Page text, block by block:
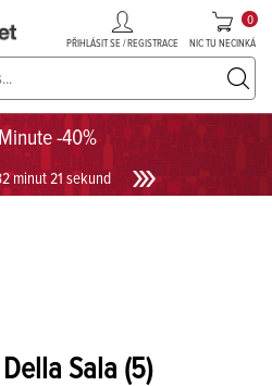
-40%
minut 20 sekund
PŘIHLÁSIT SE / REGISTRACE NIC TU NECINKÁ
0
do -30%!UKÁZAT PROSECCO
Sala (5)